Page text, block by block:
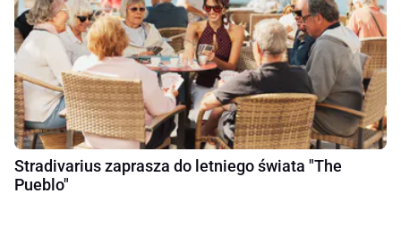
Stradivarius zaprasza do letniego świata "The
Pueblo"